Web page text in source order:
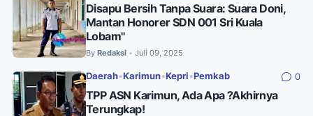
Disapu Bersih Tanpa Suara: Suara Doni,
Mantan Honorer SDN 001 Sri Kuala
Lobam"
By Redaksi • Juli 09, 2025
Daerah•Karimun•Kepri •Pemkab 0
TPP ASN Karimun, Ada Apa ?Akhirnya
Terungkap!